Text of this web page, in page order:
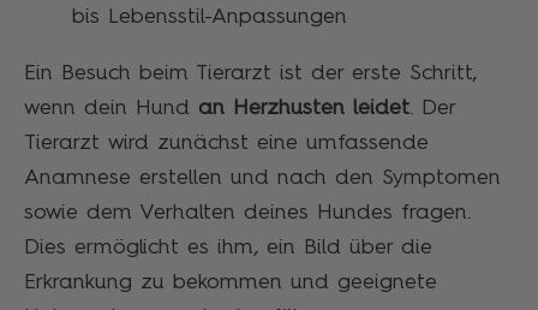
bis Lebensstil-Anpassungen
Ein Besuch beim Tierarzt ist der erste Schritt,
wenn dein Hund an Herzhusten leidet. Der
Tierarzt wird zunächst eine umfassende
Anamnese erstellen und nach den Symptomen
sowie dem Verhalten deines Hundes fragen.
Dies ermöglicht es ihm, ein Bild über die
Erkrankung zu bekommen und geeignete